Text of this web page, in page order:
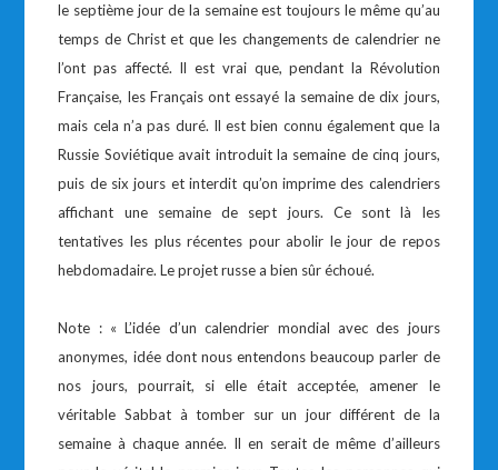
le septième jour de la semaine est toujours le même qu’au
temps de Christ et que les changements de calendrier ne
l’ont pas affecté. Il est vrai que, pendant la Révolution
Française, les Français ont essayé la semaine de dix jours,
mais cela n’a pas duré. Il est bien connu également que la
Russie Soviétique avait introduit la semaine de cinq jours,
puis de six jours et interdit qu’on imprime des calendriers
affichant une semaine de sept jours. Ce sont là les
tentatives les plus récentes pour abolir le jour de repos
hebdomadaire. Le projet russe a bien sûr échoué.
Note : « L’idée d’un calendrier mondial avec des jours
anonymes, idée dont nous entendons beaucoup parler de
nos jours, pourrait, si elle était acceptée, amener le
véritable Sabbat à tomber sur un jour différent de la
semaine à chaque année. Il en serait de même d’ailleurs